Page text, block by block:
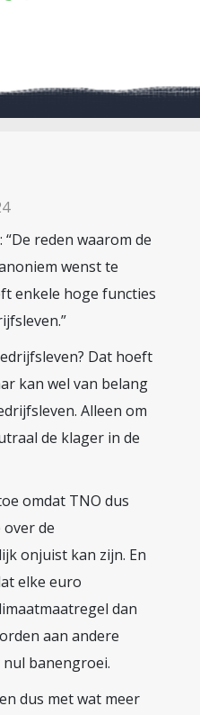
reden waarom de
wenst te
enkele hoge functies
Dat hoeft
kan wel van belang
Alleen om
de klager in de
omdat TNO dus
over de
onjuist kan zijn. En
elke euro
dan
aan andere
banengroei.
dus met wat meer